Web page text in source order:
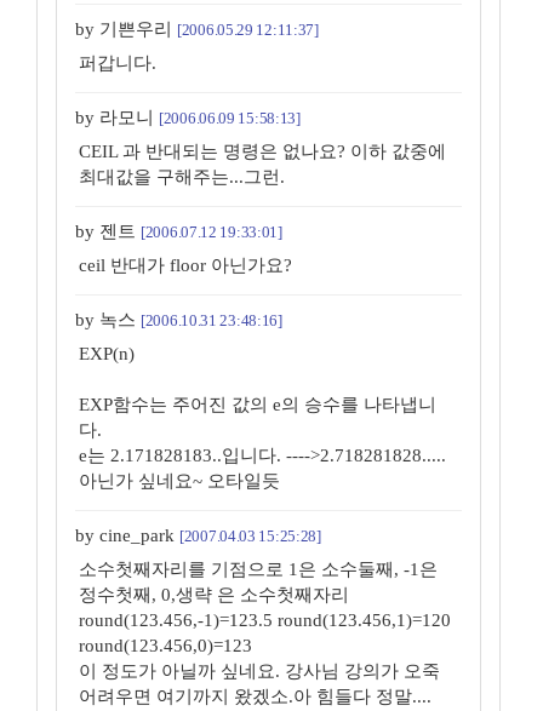
by 기쁜우리 [2006.05.29 12:11:37]
퍼갑니다.
by 라모니 [2006.06.09 15:58:13]
CEIL 과 반대되는 명령은 없나요? 이하 값중에
최대값을 구해주는...그런.
by 젠트 [2006.07.12 19:33:01]
ceil 반대가 floor 아닌가요?
by 녹스 [2006.10.31 23:48:16]
EXP(n)
EXP함수는 주어진 값의 e의 승수를 나타냅니
다.
e는 2.171828183..입니다. ---->2.718281828.....
아닌가 싶네요~ 오타일듯
by cine_park [2007.04.03 15:25:28]
소수첫째자리를 기점으로 1은 소수둘째, -1은
정수첫째, 0,생략 은 소수첫째자리
round(123.456,-1)=123.5 round(123.456,1)=120
round(123.456,0)=123
이 정도가 아닐까 싶네요. 강사님 강의가 오죽
어려우면 여기까지 왔겠소.아 힘들다 정말....